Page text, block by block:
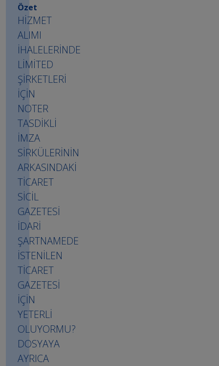
Özet
HİZMET
ALIMI
İHALELERİNDE
LİMİTED
ŞİRKETLERİ
İÇİN
NOTER
TASDİKLİ
İMZA
SİRKÜLERİNİN
ARKASINDAKİ
TİCARET
SİCİL
GAZETESİ
İDARİ
ŞARTNAMEDE
İSTENİLEN
TİCARET
GAZETESİ
İÇİN
YETERLİ
OLUYORMU?
DOSYAYA
AYRICA